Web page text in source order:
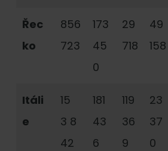
Řec
ko
856
723
173
45
0
29
718
49
158
Itáli
e
15
3 8
42
181
43
6
119
36
9
23
37
0